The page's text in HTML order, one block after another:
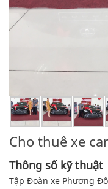
Cho thuê xe
Thông số kỹ thuật
Tập Đoàn xe Phương